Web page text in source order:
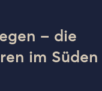
– die
im Süden